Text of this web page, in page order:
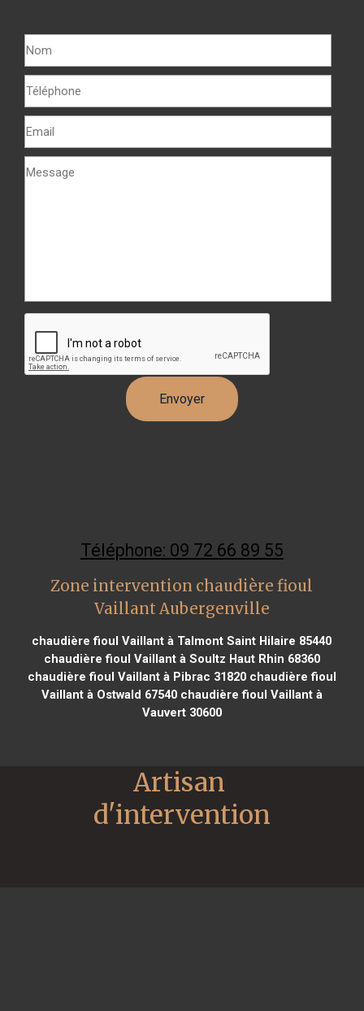
Téléphone: 09 72 66 89 55
Zone intervention chaudière fioul
Vaillant Aubergenville
chaudière fioul Vaillant à Talmont Saint Hilaire 85440
chaudière fioul Vaillant à Soultz Haut Rhin 68360
chaudière fioul Vaillant à Pibrac 31820chaudière fioul
Vaillant à Ostwald 67540chaudière fioul Vaillant à
Vauvert 30600
Artisan
d'intervention